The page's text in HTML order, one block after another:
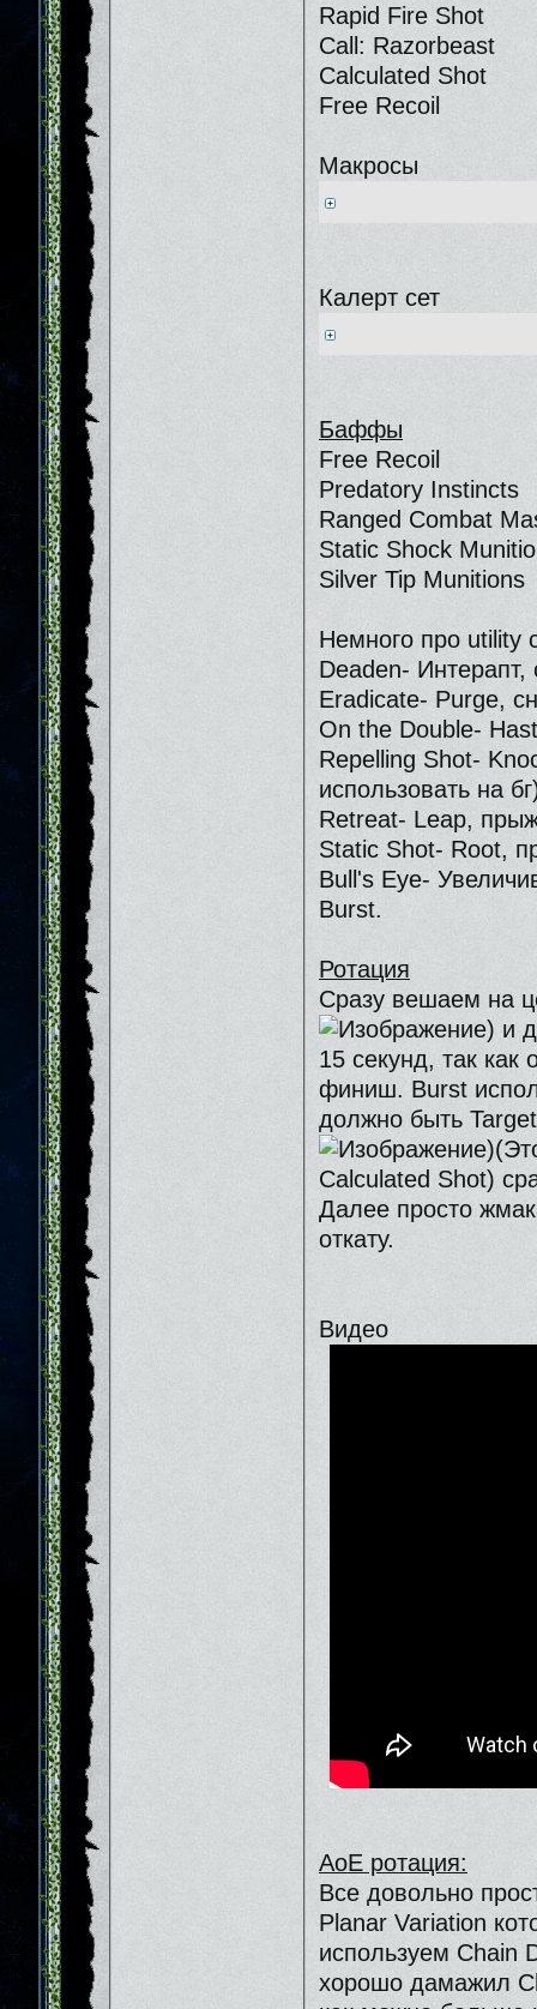
Rapid Fire Shot
Call: Razorbeast
Calculated Shot
Free Recoil
Макросы
Калерт сет
Баффы
Free Recoil
Predatory Instincts
Ranged Combat
Static Shock
Silver Tip Munitions
Немного про utility
Deaden- Интерапт,
Eradicate- Purge,
On the Double-
Repelling Shot-
использовать на
Retreat- Leap,
Static Shot- Root,
Bull's Eye-
Burst.
Ротация
Сразу вешаем на
) и
15 секунд, так как
финиш. Burst
должно быть
Calculated Shot)
Далее просто
откату.
Видео
АоЕ ротация:
Все довольно
Planar Variation
используем Сhain
хорошо дамажил